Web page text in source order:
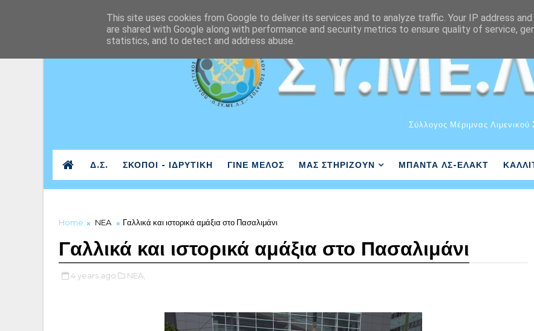
Σύλλογος Μέριμνας
Δ.Σ. ΣΚΟΠΟΙ - ΙΔΡΥΤΙΚΗ ΓΙΝΕ ΜΕΛΟΣ ΜΑΣ ΣΤΗΡΙΖΟΥΝ ΜΠΑΝΤΑ ΛΣ-ΕΛΑΚΤ
Home NEA Γαλλικά και ιστορικά αμάξια στο Πασαλιμάνι
Γαλλικά και ιστορικά αμάξια στο Πασαλιμάνι
4 years ago NEA,
This site uses cookies from Google to deliver its services and to analyze traffic. Your IP address
are shared with Google along with performance and security metrics to ensure quality of service,
statistics, and to detect and address abuse.